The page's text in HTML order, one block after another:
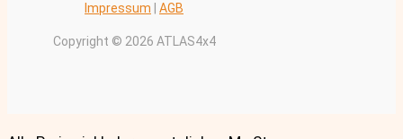
Impressum AGB
Copyright © 2026 ATLAS4x4